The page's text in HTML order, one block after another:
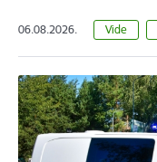
06.08.2026. Vide